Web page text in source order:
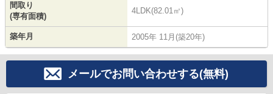
間取り
(専有面積)
4LDK(82.01㎡)
築年月 2005年 11月(築20年)
メールでお問い合わせする(無料)